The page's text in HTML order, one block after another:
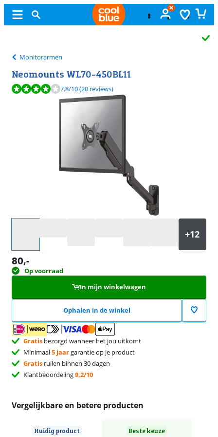
Monitorarmen
Neomounts WL70-450BL11
Beoordeling is 7,8 van de 10, gebaseerd op 20 reviews.
7,8/10(20 reviews)
80,-
Op voorraad
In mijn winkelwagen
Ophalen in de winkel
Gratis bezorgd wanneer het jou uitkomt
Minimaal5 jaargarantie op je product
Gratis ruilen binnen 30 dagen
Klantbeoordeling9,2/10
Vergelijkbare en betere producten
Huidig product Beste keuze